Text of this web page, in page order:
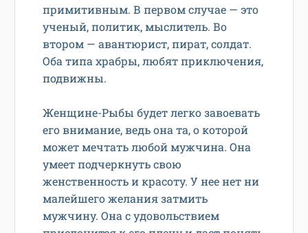
примитивным. В первом случае — это
ученый, политик, мыслитель. Во
втором — авантюрист, пират, солдат.
Оба типа храбры, любят приключения,
подвижны.
Женщине-Рыбы будет легко завоевать
его внимание, ведь она та, о которой
может мечтать любой мужчина. Она
умеет подчеркнуть свою
женственность и красоту. У нее нет ни
малейшего желания затмить
мужчину. Она с удовольствием